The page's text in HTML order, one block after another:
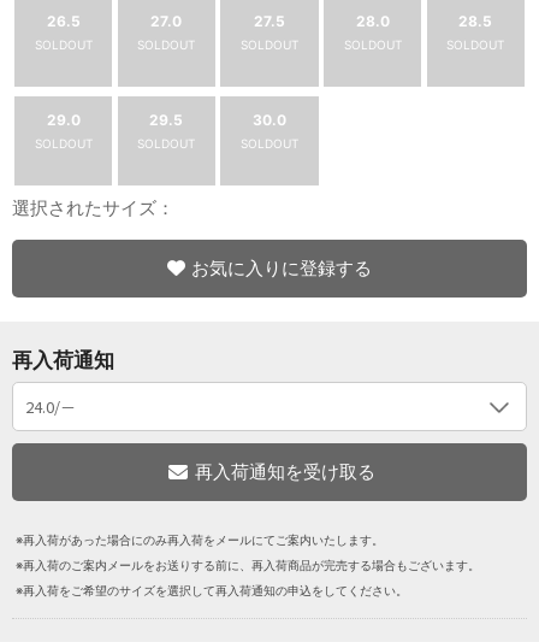
26.5
SOLDOUT
27.0
SOLDOUT
27.5
SOLDOUT
28.0
SOLDOUT
28.5
SOLDOUT
29.0
SOLDOUT
29.5
SOLDOUT
30.0
SOLDOUT
選択されたサイズ：
お気に入りに登録する
再入荷通知
※再入荷があった場合にのみ再入荷をメールにてご案内いたします。
※再入荷のご案内メールをお送りする前に、再入荷商品が完売する場合もございます。
※再入荷をご希望のサイズを選択して再入荷通知の申込をしてください。